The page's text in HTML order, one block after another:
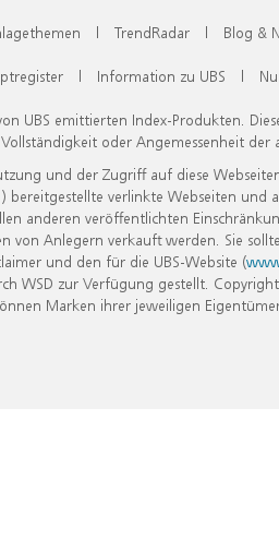
| TrendRadar | Blog &
| Information zu UBS |
UBS emittierten Index-Produkten.
oder Angemessenheit
und der Zugriff auf diese
verlinkte Webseiten
anderen veröffentlichten
Anlegern verkauft werden. Sie
und den für die UBS-Website (
zur Verfügung gestellt.
Marken ihrer jeweiligen